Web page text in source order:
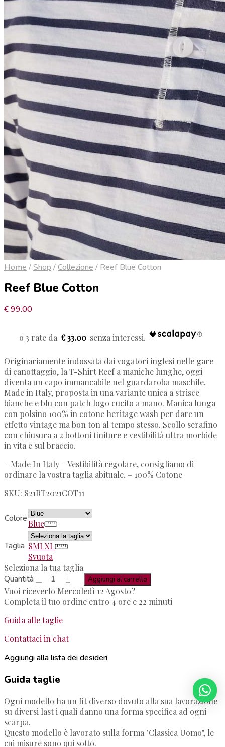
Home /Shop /Collezione / Reef Blue Cotton
Reef Blue Cotton
€99.00
€ 33.00
Originariamente indossata dai vogatori inglesi nelle gare
di canottaggio, la T-Shirt Reef a maniche lunghe, oggi
diventa un capo immancabile nel guardaroba maschile.
Made in Italy, proposta in una variante unica a strisce
bianche e blu con patch logo cucito a mano. Manica lunga
con polsino 100% in cotone heritage wash per dare un
effetto vintage ma bon ton al tempo stesso. Scollo serafino
con chiusura a 2 bottoni finiture e vestibilità ultra morbide
in vita e sul braccio.
– Made In Italy – Vestibilità regolare, consigliamo di
ordinare la vostra taglia abituale. – 100% Cotone
SKU: S21RT2021COT11
ColoreBlue
Taglia SMLXL
Svuota
Seleziona la tua taglia
Quantità - + Aggiungi al carrello
Vuoi riceverlo Mercoledì 12 Agosto?
Completa il tuo ordine entro 4 ore e 22 minuti
Guida alle taglie
Contattaci in chat
Aggiungi alla lista dei desideri
Guida taglie
Ogni modello ha un fit diverso dovuto alla sua lavorazione
su diversi last i quali danno una forma specifica ad ogni
scarpa.
Questo modello è lavorato sulla forma "Classica Uomo", le
cui misure sono qui sotto.